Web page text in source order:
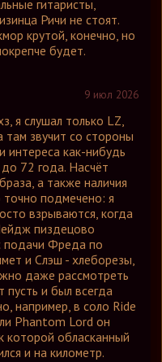
гитаристы,
Ричи не стоят.
крутой, конечно, но
будет.
9 июл 2026
я слушал только LZ,
там звучит со стороны
интереса как-нибудь
до 72 года. Насчёт
а также наличия
точно подмечено: я
взрываются, когда
пиздецово
подачи Фреда по
и Слэш - хлеборезы,
даже рассмотреть
пусть и был всегда
например, в соло Ride
Phantom Lord он
которой обласканный
и на километр.